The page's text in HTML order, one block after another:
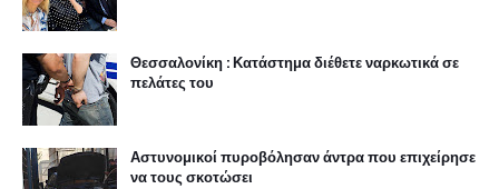
Θεσσαλονίκη : Κατάστημα διέθετε ναρκωτικά σε
πελάτες του
Αστυνομικοί πυροβόλησαν άντρα που επιχείρησε
να τους σκοτώσει